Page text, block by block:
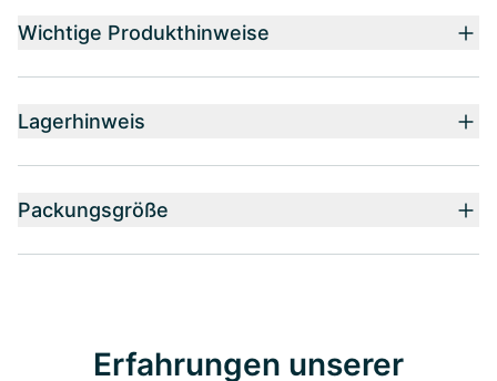
Wichtige Produkthinweise
Lagerhinweis
Packungsgröße
Erfahrungen unserer